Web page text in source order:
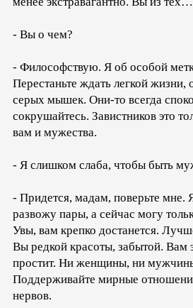
- Вы о чем?
- Философствую. Я об особой
Перестаньте ждать легкой жизни,
серых мышек. Они-то всегда
сокрушайтесь. Завистников это
вам и мужества.
- Я слишком слаба, чтобы быть
- Придется, мадам, поверьте мне.
развожу пары, а сейчас могу
Увы, вам крепко достанется.
Вы редкой красоты, забытой. Вам
простит. Ни женщины, ни
Поддерживайте мирные
нервов.